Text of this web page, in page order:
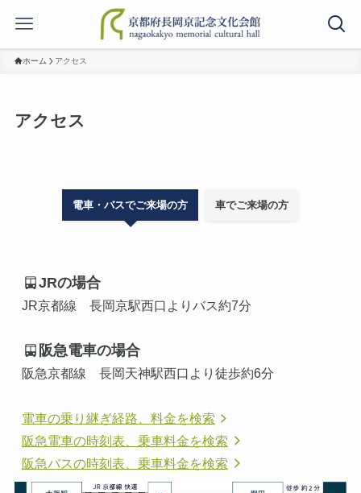
ホーム アクセス
アクセス
電車・バスでご来場の方 車でご来場の方
JRの場合
JR京都線　長岡京駅西口よりバス約7分
阪急電車の場合
阪急京都線　長岡天神駅西口より徒歩約6分
電車の乗り継ぎ経路、料金を検索
阪急電車の時刻表、乗車料金を検索
阪急バスの時刻表、乗車料金を検索